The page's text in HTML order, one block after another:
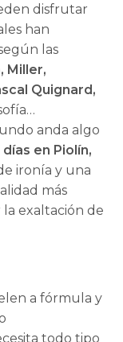
disfrutar
han
las
Miller,
Quignard,
anda algo
días en Piolín,
ironía y una
más
exaltación de
a fórmula y
todo tipo